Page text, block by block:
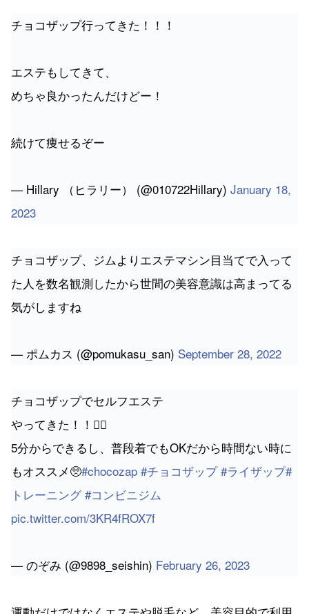
チョコザップ行ってきた！！！
エステもしてきて、
めちゃ良かったんだけどー！
続けて痩せるぞー
— Hillary （ヒラリー） (@010722Hillary) January 18,
2023
チョコザップ、ジムよりエステマシン目当てで入って
た人を数名観測したから世間の美容意識は高まってる
気がしますね
— ポムカス (@pomukasu_san) September 28, 2022
チョコザップでセルフエステ
やってきた！！💆‍♀️
5分からできるし、普段着でもOKだから時間ない時に
もオススメ🥺 #chocozap #チョコザップ #ライザップ#
トレーニング #コンビニジム
pic.twitter.com/3KR4fROX7f
— のぞみ (@9898_seishin) February 26, 2023
運動だけではなくエステや脱毛など、美容目的で利用